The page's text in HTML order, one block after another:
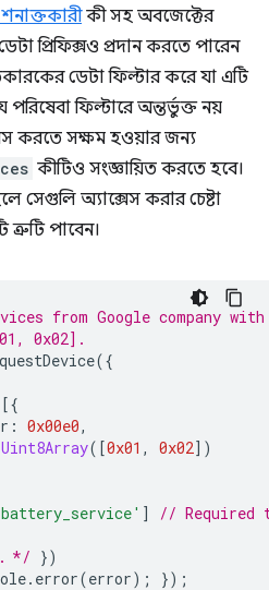
কী সহ অবজেক্টের
প্রিফিক্সও প্রদান করতে পারেন
ডেটা ফিল্টার করে যা এটি
ফিল্টারে অন্তর্ভুক্ত নয়
করতে সক্ষম হওয়ার জন্য
কীটিও সংজ্ঞায়িত করতে হবে।
সেগুলি অ্যাক্সেস করার চেষ্টা
পাবেন।
from Google company
0x02].
({
[{
: 0x00e0,
Uint8Array([0x01 , 0x02])
]
// Required
*/ })
. error(error); });